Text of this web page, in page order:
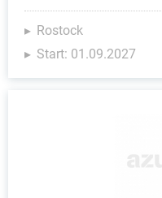
Rostock
Start: 01.09.2027